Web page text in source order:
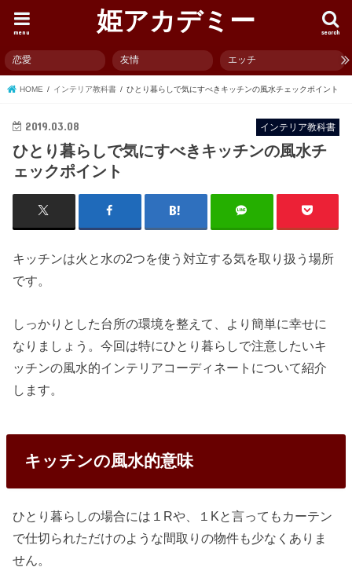
姫アカデミー search
menu
恋愛 友情 エッチ
HOME インテリア教科書 ひとり暮らしで気にすべきキッチンの風水チェックポイント
インテリア教科書
2019.03.08
ひとり暮らしで気にすべきキッチンの風水チ
ェックポイント
キッチンは火と水の2つを使う対立する気を取り扱う場所
です。
しっかりとした台所の環境を整えて、より簡単に幸せに
なりましょう。今回は特にひとり暮らしで注意したいキ
ッチンの風水的インテリアコーディネートについて紹介
します。
キッチンの風水的意味
ひとり暮らしの場合には１Rや、１Kと言ってもカーテン
で仕切られただけのような間取りの物件も少なくありま
せん。